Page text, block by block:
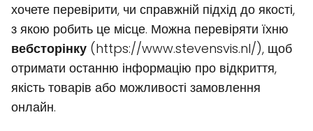
хочете перевірити, чи справжній підхід до якості,
з якою робить це місце. Можна перевіряти їхню
вебсторінку (https://www.stevensvis.nl/), щоб
отримати останню інформацію про відкриття,
якість товарів або можливості замовлення
онлайн.